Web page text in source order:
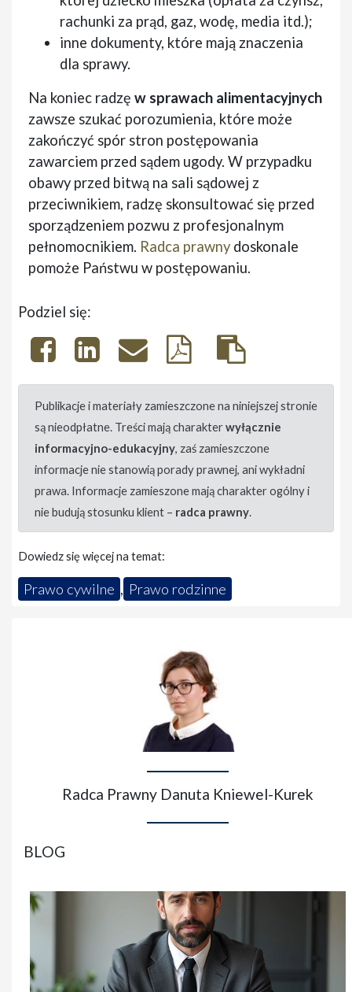
rachunki za prąd, gaz, wodę, media itd.);
inne dokumenty, które mają znaczenia
dla sprawy.
Na koniec radzę w sprawach alimentacyjnych
zawsze szukać porozumienia, które może
zakończyć spór stron postępowania
zawarciem przed sądem ugody. W przypadku
obawy przed bitwą na sali sądowej z
przeciwnikiem, radzę skonsultować się przed
sporządzeniem pozwu z profesjonalnym
pełnomocnikiem. Radca prawny doskonale
pomoże Państwu w postępowaniu.
Podziel się:
Publikacje i materiały zamieszczone na niniejszej stronie
są nieodpłatne. Treści mają charakterwyłącznie
informacyjno-edukacyjny, zaś zamieszczone
informacje nie stanowią porady prawnej, ani wykładni
prawa. Informacje zamieszone mają charakter ogólny i
nie budują stosunku klient – radca prawny.
Dowiedz się więcej na temat:
Prawo cywilne , Prawo rodzinne
Radca Prawny Danuta Kniewel-Kurek
BLOG